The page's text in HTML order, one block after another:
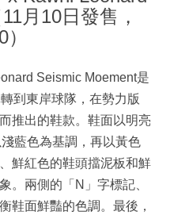
月10日發售，
Seismic Moement是
到東岸球隊，在勢力版
推出的鞋款。鞋面以明亮
藍色為基調，再以黃色
鮮紅色的鞋頭擋泥板和鮮
。兩側的「N」字標記、
鞋面鮮豔的色調。最後，